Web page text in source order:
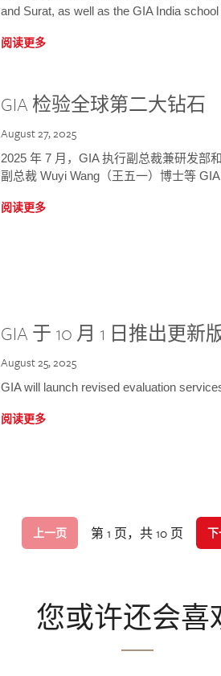
and Surat, as well as the GIA India
阅读更多
GIA 检验全球第二大钻石
August 27, 2025
2025 年 7 月，GIA 执行副总裁兼研发部
副总裁 Wuyi Wang（王五一）博士等
阅读更多
GIA 于 10 月 1 日推出更
August 25, 2025
GIA will launch revised evaluation
阅读更多
上一页 第 1 页，共 10 页
您或许还会喜